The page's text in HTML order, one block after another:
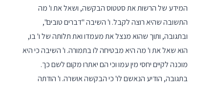
המידע של הרשות את סטטוס הבקשה, ושאל את ו' מה
התשובה שהיא רוצה לקבל. ו' השיבה "דברים טובים",
ובתגובה, ותוך שהוא מנצל את מעמדו ואת תלותה של ו' בו,
הוא שאל את ו' מה היא מבטיחה לו בתמורה. ו' השיבה כי היא
מוכנה לקיים יחסי מין עמו וכי הם יאתרו מקום לשם כך.
בתגובה, הודיע הנאשם לו' כי הבקשה אושרה. ו' הודתה